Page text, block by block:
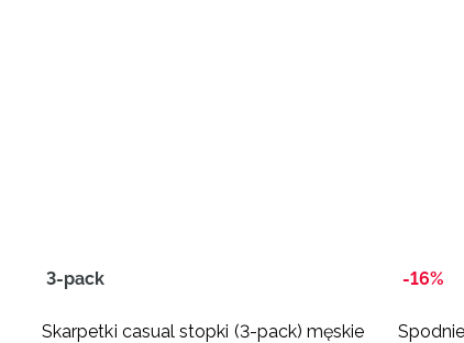
3-pack
Skarpetki casual stopki (3-pack) męskie
-16%